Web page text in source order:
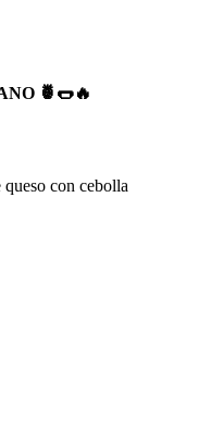
🍍🌭🔥
con cebolla